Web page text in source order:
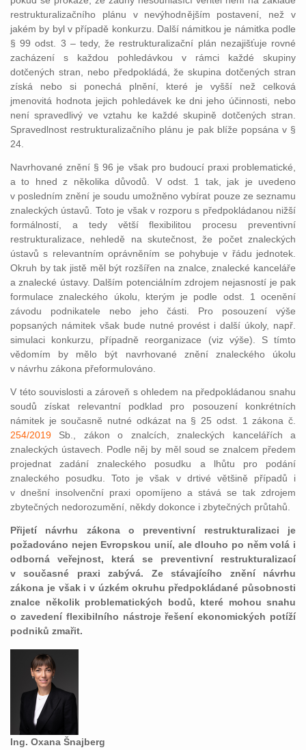
restrukturalizačního plánu v nevýhodnějším postavení, než v
jakém by byl v případě konkurzu. Další námitkou je námitka podle
§ 99 odst. 3 – tedy, že restrukturalizační plán nezajišťuje rovné
zacházení s každou pohledávkou v rámci každé skupiny
dotčených stran, nebo předpokládá, že skupina dotčených stran
získá nebo si ponechá plnění, které je vyšší než celková
jmenovitá hodnota jejich pohledávek ke dni jeho účinnosti, nebo
není spravedlivý ve vztahu ke každé skupině dotčených stran.
Spravedlnost restrukturalizačního plánu je pak blíže popsána v §
24.
Navrhované znění § 96 je však pro budoucí praxi problematické,
a to hned z několika důvodů. V odst. 1 tak, jak je uvedeno
v posledním znění je soudu umožněno vybírat pouze ze seznamu
znaleckých ústavů. Toto je však v rozporu s předpokládanou nižší
formálností, a tedy větší flexibilitou procesu preventivní
restrukturalizace, nehledě na skutečnost, že počet znaleckých
ústavů s relevantním oprávněním se pohybuje v řádu jednotek.
Okruh by tak jistě měl být rozšířen na znalce, znalecké kanceláře
a znalecké ústavy. Dalším potenciálním zdrojem nejasností je pak
formulace znaleckého úkolu, kterým je podle odst. 1 ocenění
závodu podnikatele nebo jeho části. Pro posouzení výše
popsaných námitek však bude nutné provést i další úkoly, např.
simulaci konkurzu, případně reorganizace (viz výše). S tímto
vědomím by mělo být navrhované znění znaleckého úkolu
v návrhu zákona přeformulováno.
V této souvislosti a zároveň s ohledem na předpokládanou snahu
soudů získat relevantní podklad pro posouzení konkrétních
námitek je současně nutné odkázat na § 25 odst. 1 zákona č.
254/2019 Sb., zákon o znalcích, znaleckých kancelářích a
znaleckých ústavech. Podle něj by měl soud se znalcem předem
projednat zadání znaleckého posudku a lhůtu pro podání
znaleckého posudku. Toto je však v drtivé většině případů i
v dnešní insolvenční praxi opomíjeno a stává se tak zdrojem
zbytečných nedorozumění, někdy dokonce i zbytečných průtahů.
Přijetí návrhu zákona o preventivní restrukturalizaci je
požadováno nejen Evropskou unií, ale dlouho po něm volá i
odborná veřejnost, která se preventivní restrukturalizací
v současné praxi zabývá. Ze stávajícího znění návrhu
zákona je však i v úzkém okruhu předpokládané působnosti
znalce několik problematických bodů, které mohou snahu
o zavedení flexibilního nástroje řešení ekonomických potíží
podniků zmařit.
Ing. Oxana Šnajberg